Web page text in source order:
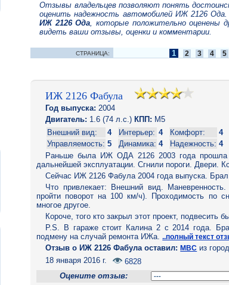
Отзывы владельцев позволяют понять
оценить надежность автомобилей ИЖ 2126
ИЖ 2126 Ода, которые положительно оценены
видеть ваши отзывы, оценки и комментарии.
СТРАНИЦА: 1 2 3 4 5
ИЖ 2126 Фабула
Год выпуска: 2004
Двигатель: 1.6 (74 л.с.) КПП: M5
Внешний вид:
4 Интерьер: 4 Комфорт:
4
Управляемость: 5 Динамика: 4 Надежность: 4
Раньше была ИЖ ОДА 2126 2003 года прошла
дальнейшей эксплуатации. Сгнили пороги. Двери.
Сейчас ИЖ 2126 Фабула 2004 года выпуска.
Что привлекает: Внешний вид.
пройти поворот на 100 км/ч). Проходимость по
многое другое.
Короче, того кто закрыл этот проект, подвесить
P.S. В гараже стоит Калина 2 с 2014 года.
подмену на случай ремонта ИЖа...полный текст
Отзыв o ИЖ 2126 Фабула оставил: МВС из
18 января 2016 г.
6828
Оцените отзыв: